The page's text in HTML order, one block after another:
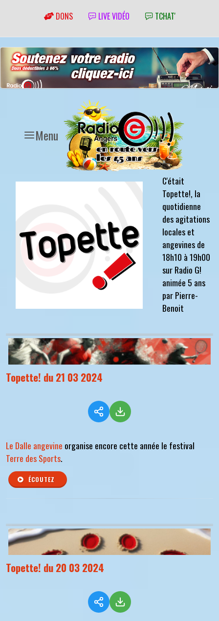
DONS LIVE VIDÉO TCHAT'
Menu
C'était
Topette!, la
quotidienne
des agitations
locales et
angevines de
18h10 à 19h00
sur Radio G!
animée 5 ans
par Pierre-
Benoit
Topette! du 21 03 2024
Le Dalle angevine organise encore cette année le festival
Terre des Sports.
ÉCOUTEZ
Topette! du 20 03 2024